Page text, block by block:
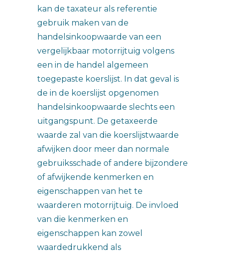
kan de taxateur als referentie
gebruik maken van de
handelsinkoopwaarde van een
vergelijkbaar motorrijtuig volgens
een in de handel algemeen
toegepaste koerslijst. In dat geval is
de in de koerslijst opgenomen
handelsinkoopwaarde slechts een
uitgangspunt. De getaxeerde
waarde zal van die koerslijstwaarde
afwijken door meer dan normale
gebruiksschade of andere bijzondere
of afwijkende kenmerken en
eigenschappen van het te
waarderen motorrijtuig. De invloed
van die kenmerken en
eigenschappen kan zowel
waardedrukkend als